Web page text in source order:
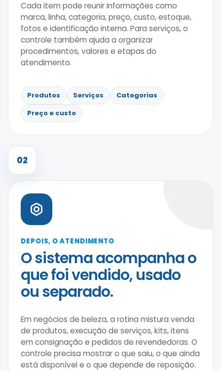
Cada item pode reunir informações como
marca, linha, categoria, preço, custo, estoque,
fotos e identificação interna. Para serviços, o
controle também ajuda a organizar
procedimentos, valores e etapas do
atendimento.
Produtos Serviços
Categorias
Preço e custo
02
DEPOIS, O ATENDIMENTO
O sistema acompanha o
que foi vendido, usado
ou separado.
Em negócios de beleza, a rotina mistura venda
de produtos, execução de serviços, kits, itens
em consignação e pedidos de revendedoras. O
controle precisa mostrar o que saiu, o que ainda
está disponível e o que depende de reposição.